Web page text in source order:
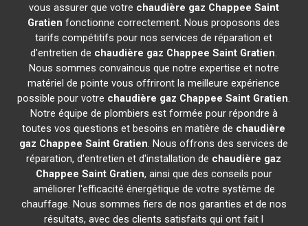
vous assurer que votre chaudière gaz Chappee Saint
Gratien fonctionne correctement. Nous proposons des
tarifs compétitifs pour nos services de réparation et
d'entretien de chaudière gaz Chappee Saint Gratien.
Nous sommes convaincus que notre expertise et notre
matériel de pointe vous offriront la meilleure expérience
possible pour votre chaudière gaz Chappee Saint Gratien.
Notre équipe de plombiers est formée pour répondre à
toutes vos questions et besoins en matière de chaudière
gaz Chappee Saint Gratien. Nous offrons des services de
réparation, d'entretien et d'installation de chaudière gaz
Chappee Saint Gratien, ainsi que des conseils pour
améliorer l'efficacité énergétique de votre système de
chauffage. Nous sommes fiers de nos garanties et de nos
résultats, avec des clients satisfaits qui ont fait l